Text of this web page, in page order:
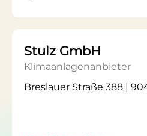
Stulz GmbH
Klimaanlagenanbieter
Breslauer Straße 388 |